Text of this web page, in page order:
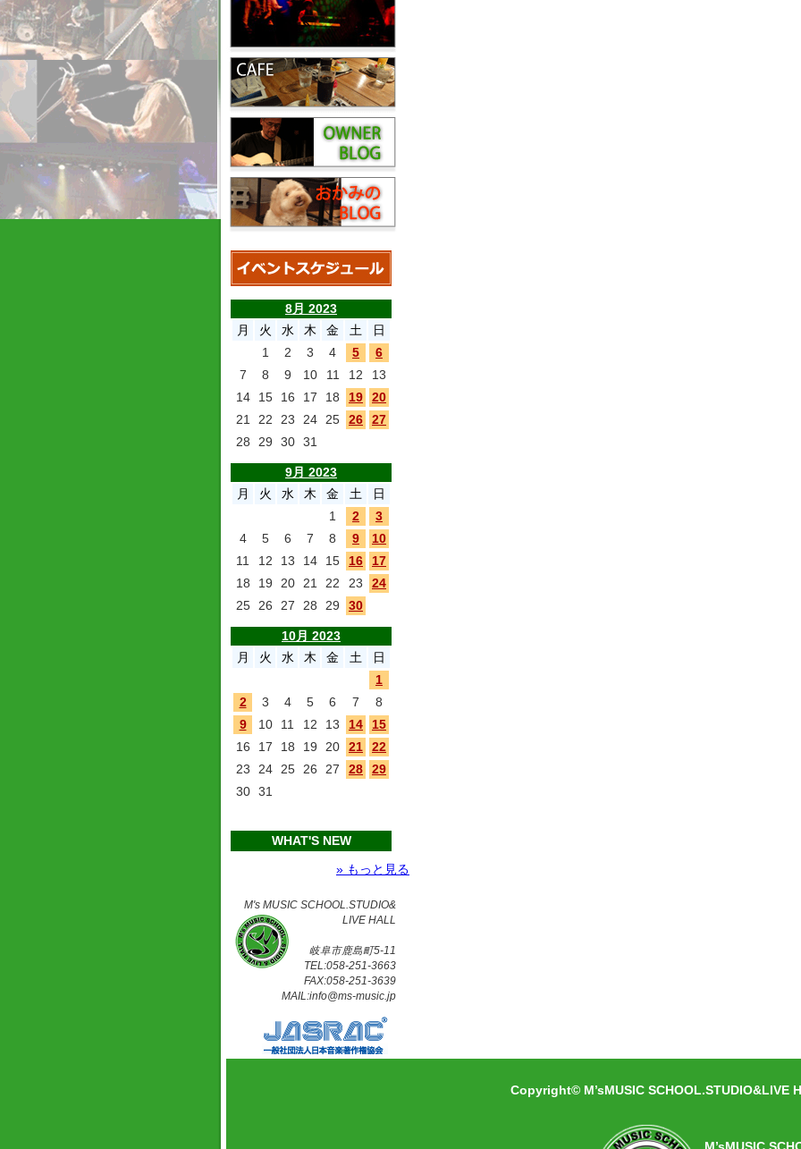
8月 2023
月
火 水 木 金 土
日
1
2 3 4 5
6
7
8 9 10 11 12
13
14
15 16 17 18 19
20
21
22 23 24 25 26
27
28
29 30 31
9月 2023
月
火 水 木 金 土
日
1
2
3
4
5 6 7 8 9
10
11
12 13 14 15 16
17
18
19 20 21 22 23
24
25
26 27 28 29 30
10月 2023
月
火 水 木 金 土
日
1
2
3 4 5 6 7
8
9
10 11 12 13 14
15
16
17 18 19 20 21
22
23
24 25 26 27 28
29
30 31
WHAT'S NEW
» もっと見る
M's MUSIC SCHOOL.STUDIO&
LIVE HALL
岐阜市鹿島町5-11
TEL:058-251-3663
FAX:058-251-3639
MAIL:info@ms-music.jp
Copyright© M’sMUSIC SCHOOL.STUDIO&LIVE